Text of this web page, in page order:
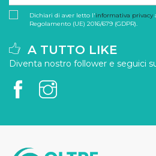
Dichiari di aver letto l'informativa privacy
Regolamento (UE) 2016/679 (GDPR).
A TUTTO LIKE
Diventa nostro follower e seguici